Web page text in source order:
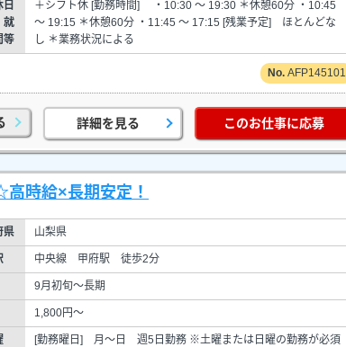
日
就
等
＋シフト休 [勤務時間] ・10:30 ～ 19:30 ＊休憩60分 ・10:45
～ 19:15 ＊休憩60分 ・11:45 ～ 17:15 [残業予定] ほとんどな
し ＊業務状況による
AFP145101
詳細を見る このお仕事に応募
時給×長期安定！
県 山梨県
中央線 甲府駅 徒歩2分
9月初旬～長期
1,800円～
[勤務曜日] 月～日 週5日勤務 ※土曜または日曜の勤務が必須